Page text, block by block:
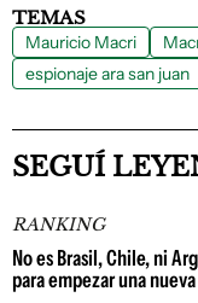
TEMAS
Mauricio Macri
espionaje ara san juan
SEGUÍ
RANKING
No es Brasil, Chile, ni
para empezar una